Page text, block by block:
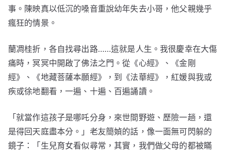
事。陳映真以低沉的嗓音重說幼年失去小哥，他父親幾乎
瘋狂的情景。
蘭凋桂折，各自找尋出路……這就是人生。我很慶幸在大傷
痛時，冥冥中開啟了佛法之門。從《心經》、《金剛
經》、《地藏菩薩本願經》，到《法華經》，紅媛與我或
疾或徐地翻看，一遍、十遍、百遍誦讀。
「就當作這孩子是哪吒分身，來世間野遊、歷險一趟，還
是得回天庭盡本分。」老友簡媜的話，像一面無可閃躲的
鏡子：「生兒育女看似尋常，其實，我們做父母的都被瞞